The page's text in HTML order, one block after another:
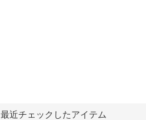
最近チェックしたアイテム